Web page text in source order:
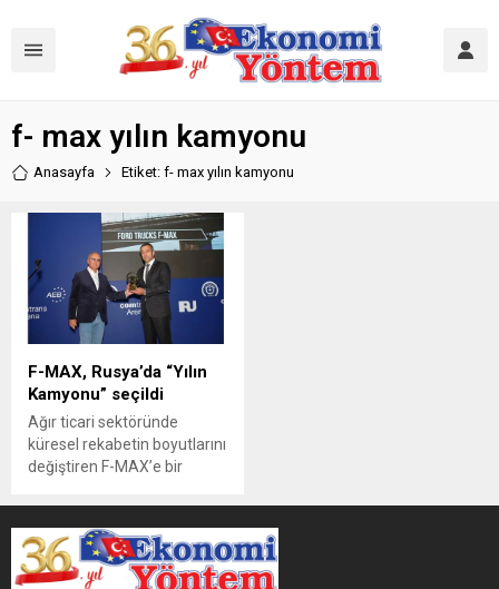
f- max yılın kamyonu
Anasayfa Etiket: f- max yılın kamyonu
F-MAX, Rusya’da “Yılın
Kamyonu” seçildi
Ağır ticari sektöründe
küresel rekabetin boyutlarını
değiştiren F-MAX’e bir
geldi. F-MAX, “Rusya’da Yılın
En İyi Ticari Aracı”
yarışmasında “Yılın
Kamyonu” ödülünün sahibi